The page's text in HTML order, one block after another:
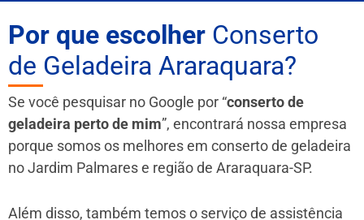
Por que escolher Conserto
de Geladeira Araraquara?
Se você pesquisar no Google por “conserto de
geladeira perto de mim”, encontrará nossa empresa
porque somos os melhores em conserto de geladeira
no Jardim Palmares e região de Araraquara-SP.
Além disso, também temos o serviço de assistência